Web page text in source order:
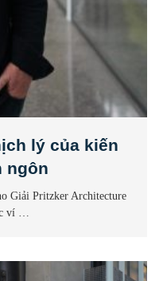
lý của kiến
ngôn
Giải Pritzker Architecture
ví …